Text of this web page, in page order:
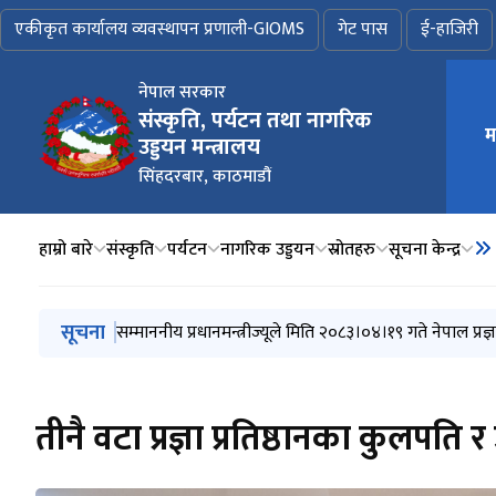
एकीकृत कार्यालय व्यवस्थापन प्रणाली-GIOMS गेट पास ई-हाजिरी
नेपाल सरकार
संस्कृति, पर्यटन तथा नागरिक
उड्डयन मन्त्रालय
सिंहदरबार, काठमाडौं
हाम्रो बारे संस्कृति पर्यटन नागरिक उड्डयन स्रोतहरु सूचना केन्द्र
मुख्य नेभिगेसनमा जानुहोस्
सूचना सम्माननीय प्रधानमन्त्रीज्यूले मिति २०८३।०४।२० गते नेपाल
सम्माननीय प्रधानमन्त्रीज्यूले मिति २०८३।०४।१९ गते नेपाल
सूचनाको हक सम्बन्धी ऐन, २०६४ को दफा ५(३) बमोजिम
अभौतिक सम्पदा जर्नल २०८३
नेपाल हवाई सेवा प्राधिकरणको स्थापना र व्यवस्था गर्न
तीनै वटा प्रज्ञा प्रतिष्ठानका